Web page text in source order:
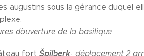
augustins sous la gérance duquel
d´ouverture de la basilique
fort Špilberk- déplacement 2